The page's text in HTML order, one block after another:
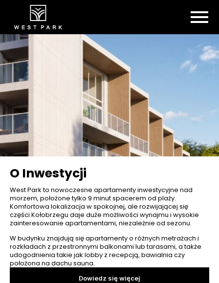
O Inwestycji
West Park to nowoczesne apartamenty inwestycyjne nad
morzem, położone tylko 9 minut spacerem od plaży.
Komfortowa lokalizacja w spokojnej, ale rozwijającej się
części Kołobrzegu daje duże możliwości wynajmu i wysokie
zainteresowanie apartamentami, niezależnie od sezonu.
W budynku znajdują się apartamenty o różnych metrażach i
rozkładach z przestronnymi balkonami lub tarasami, a także
udogodnienia takie jak lobby z recepcją, bawialnia czy
położona na dachu sauna.
Dowiedz się więcej